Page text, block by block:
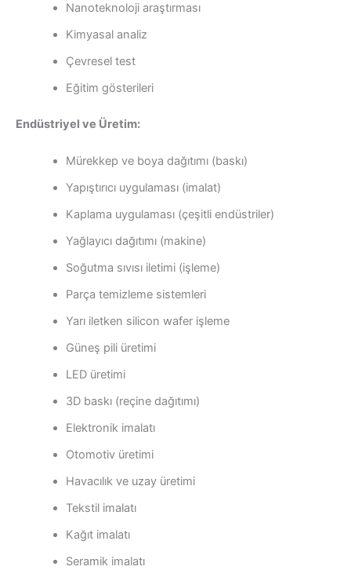
Nanoteknoloji araştırması
Kimyasal analiz
Çevresel test
Eğitim gösterileri
Endüstriyel ve Üretim:
Mürekkep ve boya dağıtımı (baskı)
Yapıştırıcı uygulaması (imalat)
Kaplama uygulaması (çeşitli endüstriler)
Yağlayıcı dağıtımı (makine)
Soğutma sıvısı iletimi (işleme)
Parça temizleme sistemleri
Yarı iletken silicon wafer işleme
Güneş pili üretimi
LED üretimi
3D baskı (reçine dağıtımı)
Elektronik imalatı
Otomotiv üretimi
Havacılık ve uzay üretimi
Tekstil imalatı
Kağıt imalatı
Seramik imalatı